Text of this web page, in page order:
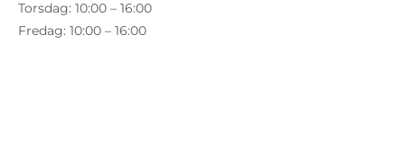
Torsdag: 10:00 – 16:00
Fredag: 10:00 – 16:00